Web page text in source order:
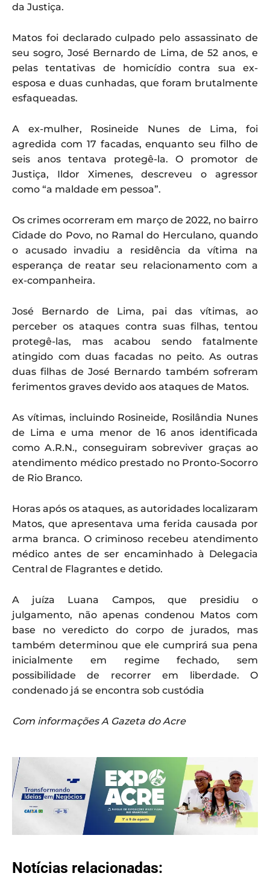
da Justiça.
Matos foi declarado culpado pelo assassinato de
seu sogro, José Bernardo de Lima, de 52 anos, e
pelas tentativas de homicídio contra sua ex-
esposa e duas cunhadas, que foram brutalmente
esfaqueadas.
A ex-mulher, Rosineide Nunes de Lima, foi
agredida com 17 facadas, enquanto seu filho de
seis anos tentava protegê-la. O promotor de
Justiça, Ildor Ximenes, descreveu o agressor
como “a maldade em pessoa”.
Os crimes ocorreram em março de 2022, no bairro
Cidade do Povo, no Ramal do Herculano, quando
o acusado invadiu a residência da vítima na
esperança de reatar seu relacionamento com a
ex-companheira.
José Bernardo de Lima, pai das vítimas, ao
perceber os ataques contra suas filhas, tentou
protegê-las, mas acabou sendo fatalmente
atingido com duas facadas no peito. As outras
duas filhas de José Bernardo também sofreram
ferimentos graves devido aos ataques de Matos.
As vítimas, incluindo Rosineide, Rosilândia Nunes
de Lima e uma menor de 16 anos identificada
como A.R.N., conseguiram sobreviver graças ao
atendimento médico prestado no Pronto-Socorro
de Rio Branco.
Horas após os ataques, as autoridades localizaram
Matos, que apresentava uma ferida causada por
arma branca. O criminoso recebeu atendimento
médico antes de ser encaminhado à Delegacia
Central de Flagrantes e detido.
A juíza Luana Campos, que presidiu o
julgamento, não apenas condenou Matos com
base no veredicto do corpo de jurados, mas
também determinou que ele cumprirá sua pena
inicialmente em regime fechado, sem
possibilidade de recorrer em liberdade. O
condenado já se encontra sob custódia
Com informações A Gazeta do Acre
Notícias relacionadas: